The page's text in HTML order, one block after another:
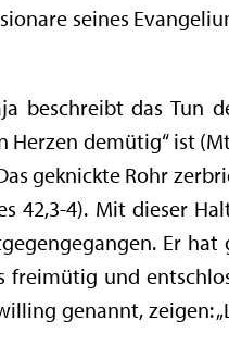
seines
beschreibt das Tun
demütig“ ist
geknickte Rohr
42,3-4). Mit dieser
Er
und
genannt, zeigen: